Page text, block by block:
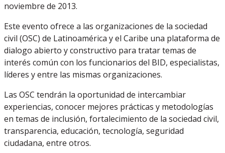
noviembre de 2013.
Este evento ofrece a las organizaciones de la sociedad
civil (OSC) de Latinoamérica y el Caribe una plataforma de
dialogo abierto y constructivo para tratar temas de
interés común con los funcionarios del BID, especialistas,
líderes y entre las mismas organizaciones.
Las OSC tendrán la oportunidad de intercambiar
experiencias, conocer mejores prácticas y metodologías
en temas de inclusión, fortalecimiento de la sociedad civil,
transparencia, educación, tecnología, seguridad
ciudadana, entre otros.